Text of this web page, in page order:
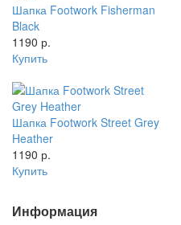
Шапка Footwork Fisherman
Black
1190 р.
Купить
Шапка Footwork Street Grey
Heather
1190 р.
Купить
Информация